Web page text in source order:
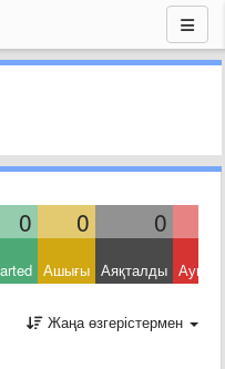
0 0 0
Ашығы Аяқталды
Жаңа өзгерістермен